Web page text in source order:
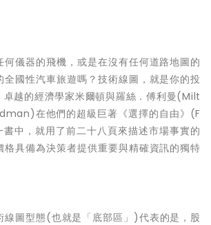
何儀器的飛機，或是在沒有任何道路地圖的
全國性汽車旅遊嗎？技術線圖，就是你的投
卓越的經濟學家米爾頓與羅絲．傅利曼(Milt
在他們的超級巨著《選擇的自由》(F
中，就用了前二十八頁來描述市場事實的
格具備為決策者提供重要與精確資訊的獨特
線圖型態(也就是「底部區」)代表的是，股